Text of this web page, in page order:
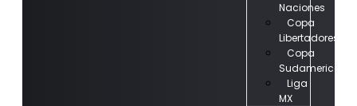
Naciones
Copa
Libertadores
Copa
Sudamericana
Liga
MX